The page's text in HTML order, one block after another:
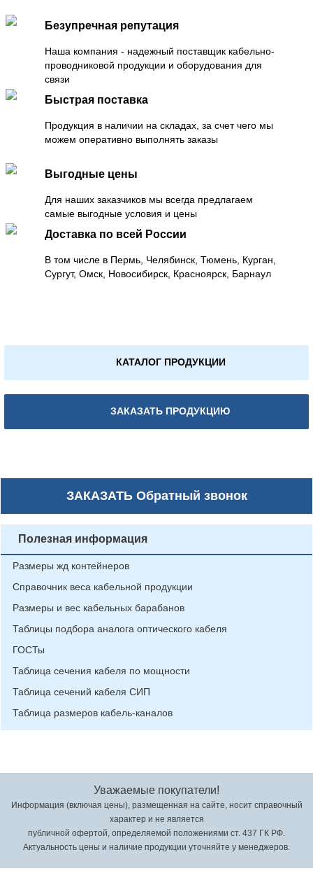
Безупречная репутация
Наша компания - надежный поставщик кабельно-
проводниковой продукции и оборудования для
связи
Быстрая поставка
Продукция в наличии на складах, за счет чего мы
можем оперативно выполнять заказы
Выгодные цены
Для наших заказчиков мы всегда предлагаем
самые выгодные условия и цены
Доставка по всей России
В том числе в Пермь, Челябинск, Тюмень, Курган,
Сургут, Омск, Новосибирск, Красноярск, Барнаул
КАТАЛОГ ПРОДУКЦИИ
ЗАКАЗАТЬ ПРОДУКЦИЮ
ЗАКАЗАТЬОбратный звонок
Полезная информация
Размеры жд контейнеров
Справочник веса кабельной продукции
Размеры и вес кабельных барабанов
Таблицы подбора аналога оптического кабеля
ГОСТы
Таблица сечения кабеля по мощности
Таблица сечений кабеля СИП
Таблица размеров кабель-каналов
Уважаемые покупатели!
Информация (включая цены), размещенная на сайте, носит справочный
характер и не является
публичной офертой, определяемой положениями ст. 437 ГК РФ.
Актуальность цены и наличие продукции уточняйте у менеджеров.